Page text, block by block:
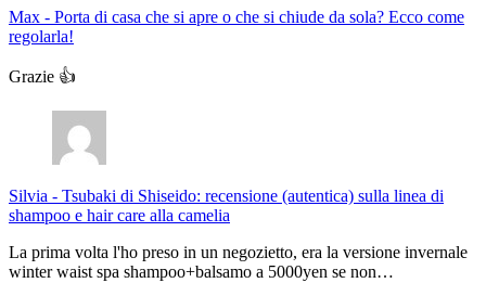
Max - Porta di casa che si apre o che si chiude da sola? Ecco come
regolarla!
Grazie 👍
Silvia - Tsubaki di Shiseido: recensione (autentica) sulla linea di
shampoo e hair care alla camelia
La prima volta l'ho preso in un negozietto, era la versione invernale
winter waist spa shampoo+balsamo a 5000yen se non…